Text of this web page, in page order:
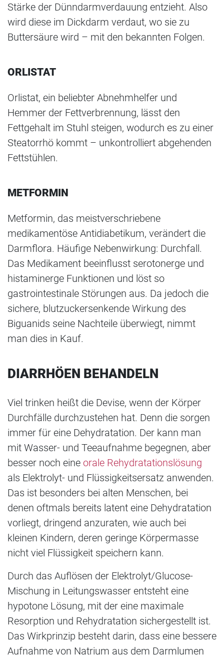
Stärke der Dünndarmverdauung entzieht. Also
wird diese im Dickdarm verdaut, wo sie zu
Buttersäure wird – mit den bekannten Folgen.
ORLISTAT
Orlistat, ein beliebter Abnehmhelfer und
Hemmer der Fettverbrennung, lässt den
Fettgehalt im Stuhl steigen, wodurch es zu einer
Steatorrhö kommt – unkontrolliert abgehenden
Fettstühlen.
METFORMIN
Metformin, das meistverschriebene
medikamentöse Antidiabetikum, verändert die
Darmflora. Häufige Nebenwirkung: Durchfall.
Das Medikament beeinflusst serotonerge und
histaminerge Funktionen und löst so
gastrointestinale Störungen aus. Da jedoch die
sichere, blutzuckersenkende Wirkung des
Biguanids seine Nachteile überwiegt, nimmt
man dies in Kauf.
DIARRHÖEN BEHANDELN
Viel trinken heißt die Devise, wenn der Körper
Durchfälle durchzustehen hat. Denn die sorgen
immer für eine Dehydratation. Der kann man
mit Wasser- und Teeaufnahme begegnen, aber
besser noch eine orale Rehydratationslösung
als Elektrolyt- und Flüssigkeitsersatz anwenden.
Das ist besonders bei alten Menschen, bei
denen oftmals bereits latent eine Dehydratation
vorliegt, dringend anzuraten, wie auch bei
kleinen Kindern, deren geringe Körpermasse
nicht viel Flüssigkeit speichern kann.
Durch das Auflösen der Elektrolyt/Glucose-
Mischung in Leitungswasser entsteht eine
hypotone Lösung, mit der eine maximale
Resorption und Rehydratation sichergestellt ist.
Das Wirkprinzip besteht darin, dass eine bessere
Aufnahme von Natrium aus dem Darmlumen